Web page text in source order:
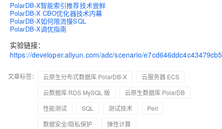
PolarDB-X智能索引推荐技术尝鲜
PolarDB-X CBO优化器技术内幕
PolarDB-X如何限流慢SQL
PolarDB-X调优指南
实验链接：
https://developer.aliyun.com/adc/scenario/
文章标签： 云原生分布式数据库 PolarDB-X
云服务器 ECS
云数据库 RDS MySQL 版
云原生数据库 PolarDB
性能测试
SQL 测试技术
Perl
数据安全/隐私保护
弹性计算